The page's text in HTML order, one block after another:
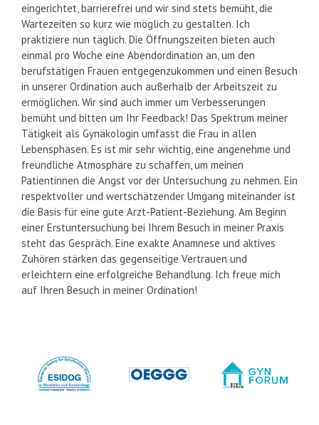
eingerichtet, barrierefrei und wir sind stets bemüht, die
Wartezeiten so kurz wie möglich zu gestalten. Ich
praktiziere nun täglich. Die Öffnungszeiten bieten auch
einmal pro Woche eine Abendordination an, um den
berufstätigen Frauen entgegenzukommen und einen Besuch
in unserer Ordination auch außerhalb der Arbeitszeit zu
ermöglichen. Wir sind auch immer um Verbesserungen
bemüht und bitten um Ihr Feedback! Das Spektrum meiner
Tätigkeit als Gynäkologin umfasst die Frau in allen
Lebensphasen. Es ist mir sehr wichtig, eine angenehme und
freundliche Atmosphäre zu schaffen, um meinen
Patientinnen die Angst vor der Untersuchung zu nehmen. Ein
respektvoller und wertschätzender Umgang miteinander ist
die Basis für eine gute Arzt-Patient-Beziehung. Am Beginn
einer Erstuntersuchung bei Ihrem Besuch in meiner Praxis
steht das Gespräch. Eine exakte Anamnese und aktives
Zuhören stärken das gegenseitige Vertrauen und
erleichtern eine erfolgreiche Behandlung. Ich freue mich
auf Ihren Besuch in meiner Ordination!